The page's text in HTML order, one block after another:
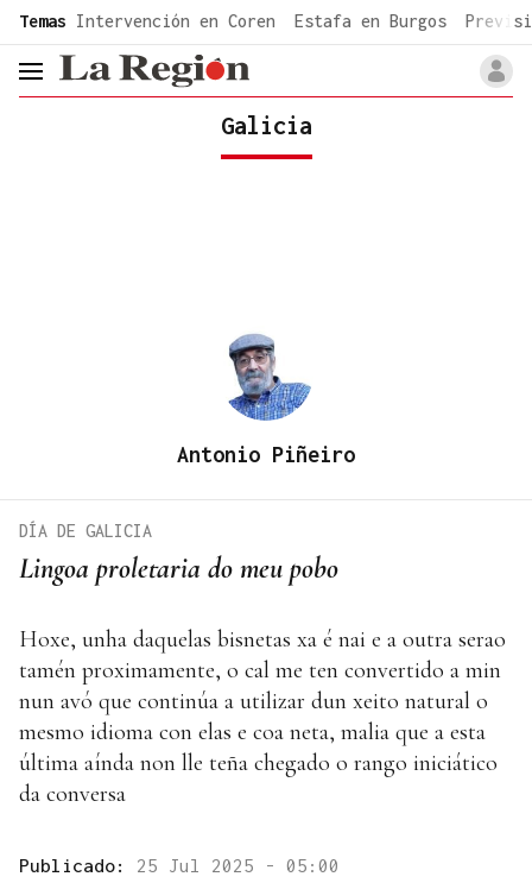
common.go-to-content
Temas Intervención en Coren Estafa en Burgos
header.menu.open
Galicia
Antonio Piñeiro
Lingoa proletaria do meu pobo
DÍA DE GALICIA
Hoxe, unha daquelas bisnetas xa é nai e a outra serao
tamén proximamente, o cal me ten convertido a min
nun avó que continúa a utilizar dun xeito natural o
mesmo idioma con elas e coa neta, malia que a esta
última aínda non lle teña chegado o rango iniciático
da conversa
Publicado: 25 Jul 2025 - 05:00